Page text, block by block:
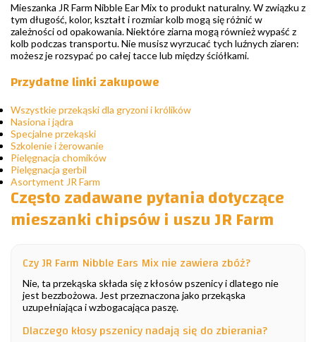
Mieszanka JR Farm Nibble Ear Mix to produkt naturalny. W związku z
tym długość, kolor, kształt i rozmiar kolb mogą się różnić w
zależności od opakowania. Niektóre ziarna mogą również wypaść z
kolb podczas transportu. Nie musisz wyrzucać tych luźnych ziaren:
możesz je rozsypać po całej tacce lub między ściółkami.
Przydatne linki zakupowe
Wszystkie przekąski dla gryzoni i królików
Nasiona i jądra
Specjalne przekąski
Szkolenie i żerowanie
Pielęgnacja chomików
Pielęgnacja gerbil
Asortyment JR Farm
Często zadawane pytania dotyczące
mieszanki chipsów i uszu JR Farm
Czy JR Farm Nibble Ears Mix nie zawiera zbóż?
Nie, ta przekąska składa się z kłosów pszenicy i dlatego nie
jest bezzbożowa. Jest przeznaczona jako przekąska
uzupełniająca i wzbogacająca paszę.
Dlaczego kłosy pszenicy nadają się do zbierania?